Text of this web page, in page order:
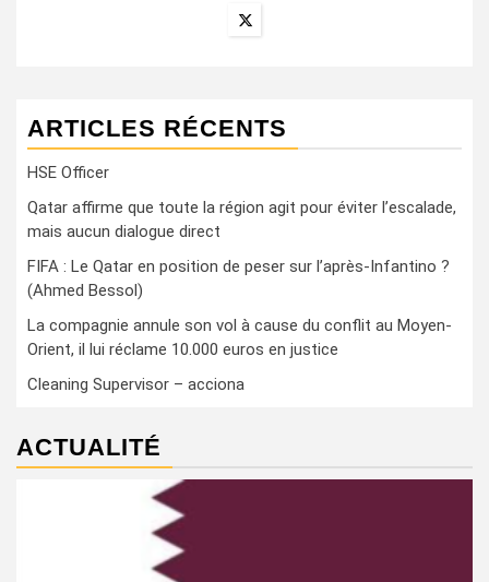
ARTICLES RÉCENTS
HSE Officer
Qatar affirme que toute la région agit pour éviter l’escalade,
mais aucun dialogue direct
FIFA : Le Qatar en position de peser sur l’après-Infantino ?
(Ahmed Bessol)
La compagnie annule son vol à cause du conflit au Moyen-
Orient, il lui réclame 10.000 euros en justice
Cleaning Supervisor – acciona
ACTUALITÉ